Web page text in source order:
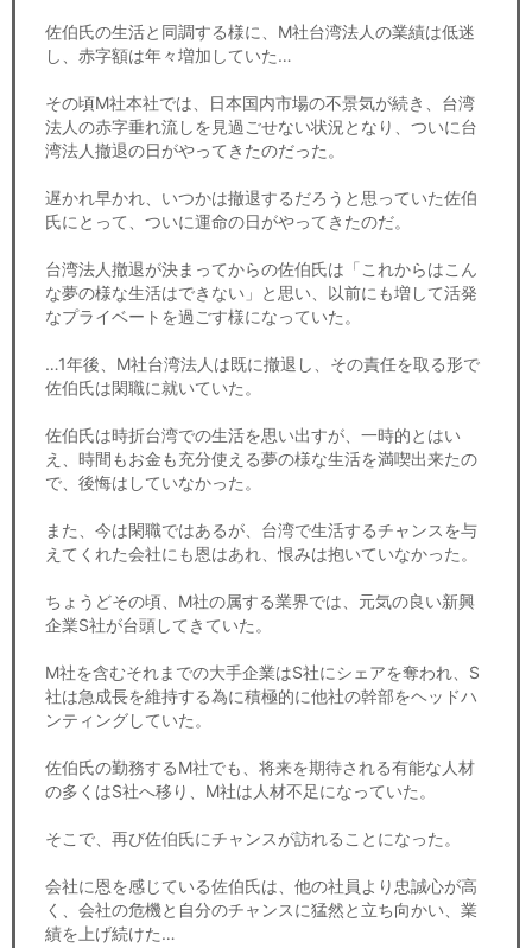
佐伯氏の生活と同調する様に、M社台湾法人の業績は低迷
し、赤字額は年々増加していた…
その頃M社本社では、日本国内市場の不景気が続き、台湾
法人の赤字垂れ流しを見過ごせない状況となり、ついに台
湾法人撤退の日がやってきたのだった。
遅かれ早かれ、いつかは撤退するだろうと思っていた佐伯
氏にとって、ついに運命の日がやってきたのだ。
台湾法人撤退が決まってからの佐伯氏は「これからはこん
な夢の様な生活はできない」と思い、以前にも増して活発
なプライベートを過ごす様になっていた。
…1年後、M社台湾法人は既に撤退し、その責任を取る形で
佐伯氏は閑職に就いていた。
佐伯氏は時折台湾での生活を思い出すが、一時的とはい
え、時間もお金も充分使える夢の様な生活を満喫出来たの
で、後悔はしていなかった。
また、今は閑職ではあるが、台湾で生活するチャンスを与
えてくれた会社にも恩はあれ、恨みは抱いていなかった。
ちょうどその頃、M社の属する業界では、元気の良い新興
企業S社が台頭してきていた。
M社を含むそれまでの大手企業はS社にシェアを奪われ、S
社は急成長を維持する為に積極的に他社の幹部をヘッドハ
ンティングしていた。
佐伯氏の勤務するM社でも、将来を期待される有能な人材
の多くはS社へ移り、M社は人材不足になっていた。
そこで、再び佐伯氏にチャンスが訪れることになった。
会社に恩を感じている佐伯氏は、他の社員より忠誠心が高
く、会社の危機と自分のチャンスに猛然と立ち向かい、業
績を上げ続けた…